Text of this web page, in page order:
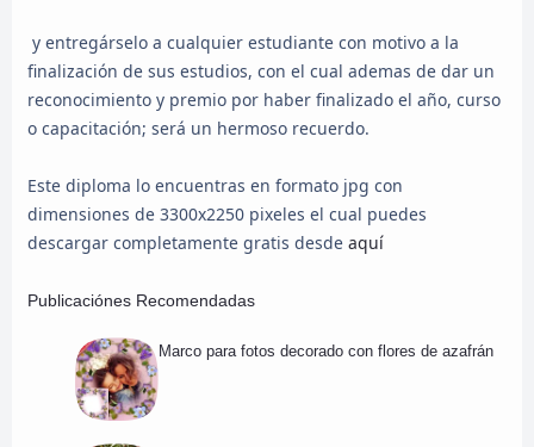
y entregárselo a cualquier estudiante con motivo a la
finalización de sus estudios, con el cual ademas de dar un
reconocimiento y premio por haber finalizado el año, curso
o capacitación; será un hermoso recuerdo.
Este diploma lo encuentras en formato jpg con
dimensiones de 3300x2250 pixeles el cual puedes
descargar completamente gratis desde aquí
Publicaciónes Recomendadas
Marco para fotos decorado con flores de azafrán